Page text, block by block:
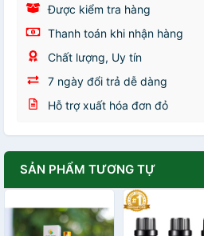
Được kiểm tra hàng
Thanh toán khi nhận hàng
Chất lượng, Uy tín
7 ngày đổi trả dễ dàng
Hỗ trợ xuất hóa đơn đỏ
SẢN PHẨM TƯƠNG TỰ